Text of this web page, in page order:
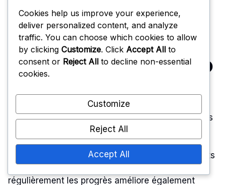
maximiser leurs
récompenses
du Battle Pass ?
Les joueurs peuvent maximiser leurs récompenses
du Battle Pass en se concentrant sur la réalisation
de défis quotidiens, en participant à des
événements et en utilisant efficacement les boosts
régulièrement les progrès améliore également
Cookies help us improve your experience,
deliver personalized content, and analyze
traffic. You can choose which cookies to allow
by clicking Customize. Click Accept All to
consent or Reject All to decline non-essential
cookies.
Customize
Reject All
Accept All